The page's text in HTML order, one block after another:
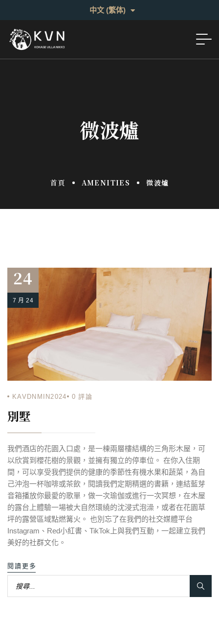
中文 (繁体)
日本語
微波爐
首頁 AMENITIES 微波爐
24
7 月 24
KAVDNMIN2024 0 評論
別墅
我們酒店的花園入口處，是一棟兩層樓結構的三角形木屋，可
以欣賞到櫻花樹的景觀，並擁有獨立的停車位。 在你入住期
間，可以享受我們提供的健康的季節性有機水果和蔬菜，為自
己沖泡一杯咖啡或茶飲，閱讀我們定期精選的書籍，連結藍芽
音箱播放你最愛的歌單，做一次瑜伽或進行一次冥想，在木屋
的露台上體驗一場被大自然環繞的沈浸式泡澡，或者在花園草
坪的露營區域點燃篝火。 也別忘了在我們的社交媒體平台
Instagram、Red小紅書、TikTok上與我們互動，一起建立我們
美好的社群文化。
閱讀更多